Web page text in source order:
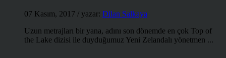
07 Kasım, 2017 / yazar: Dilan Salkaya
Uzun metrajları bir yana, adını son dönemde en çok Top of
the Lake dizisi ile duyduğumuz Yeni Zelandalı yönetmen ...